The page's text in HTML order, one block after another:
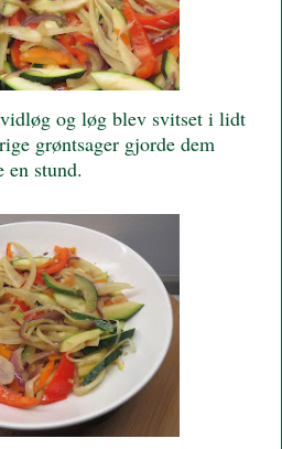
og løg blev svitset i lidt
grøntsager gjorde dem
en stund.